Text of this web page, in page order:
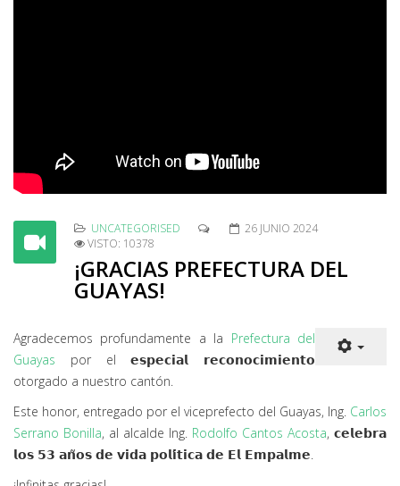
UNCATEGORISED
26 JUNIO 2024
VISTO: 10378
¡GRACIAS PREFECTURA DEL
GUAYAS!
Agradecemos profundamente a la Prefectura del
Guayas por el 𝗲𝘀𝗽𝗲𝗰𝗶𝗮𝗹 𝗿𝗲𝗰𝗼𝗻𝗼𝗰𝗶𝗺𝗶𝗲𝗻𝘁𝗼
otorgado a nuestro cantón.
Este honor, entregado por el viceprefecto del Guayas, Ing. Carlos
Serrano Bonilla, al alcalde Ing. Rodolfo Cantos Acosta, 𝗰𝗲𝗹𝗲𝗯𝗿𝗮
𝗹𝗼𝘀 𝟱𝟯 𝗮𝗻̃𝗼𝘀 𝗱𝗲 𝘃𝗶𝗱𝗮 𝗽𝗼𝗹𝗶́𝘁𝗶𝗰𝗮 𝗱𝗲 𝗘𝗹 𝗘𝗺𝗽𝗮𝗹𝗺𝗲.